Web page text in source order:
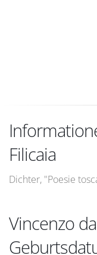
Filicaia
Dichter, "Poesie
Vincenzo